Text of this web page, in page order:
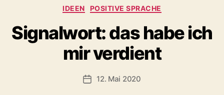
Kategorien
IDEEN POSITIVE SPRACHE
Signalwort: das habe ich
mir verdient
Veröffentlichungsdatum
12. Mai 2020